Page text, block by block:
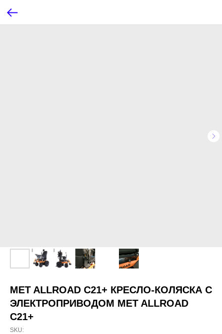
MET ALLROAD C21+ КРЕСЛО-КОЛЯСКА С
ЭЛЕКТРОПРИВОДОМ MET ALLROAD
C21+
SKU: